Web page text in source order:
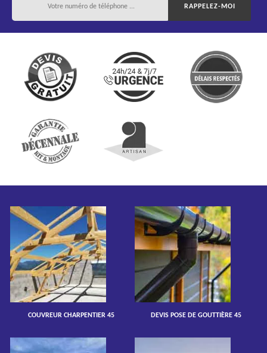
COUVREUR CHARPENTIER 45 DEVIS POSE DE GOUTTIÈRE 45